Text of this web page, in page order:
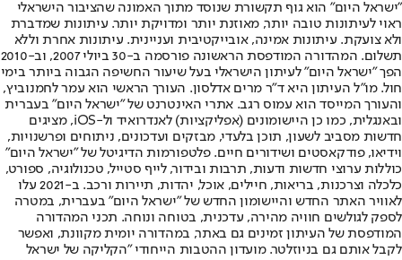
"ישראל היום" הוא גוף תקשורת שנוסד מתוך האמונה שהציבור הישראלי
ראוי לעיתונות טובה יותר, מאוזנת יותר ומדויקת יותר. עיתונות שמדברת
ולא צועקת. עיתונות אמינה, אובייקטיבית ועניינית. עיתונות אחרת וללא
תשלום. המהדורה המודפסת הראשונה פורסמה ב-30 ביולי 2007, וב-2010
הפך "ישראל היום" לעיתון הישראלי בעל שיעור החשיפה הגבוה ביותר בימי
חול. מו"ל העיתון היא ד"ר מרים אדלסון. העורך הראשי הוא עמר לחמנוביץ,
והעורך המייסד הוא עמוס רגב. אתרי האינטרנט של "ישראל היום" בעברית
ובאנגלית, כמו כן היישומונים (אפליקציות) לאנדרואיד ול-iOS, מציגים
חדשות מסביב לשעון, תוכן בלעדי, מבזקים ועדכונים, ניתוחים ופרשנויות,
וידיאו, פודקאסטים ושידורים חיים. פלטפורמות הדיגיטל של "ישראל היום"
כוללות ערוצי חדשות ודעות, תרבות ובידור, לייף סטייל, טכנולוגיה, ספורט,
כלכלה וצרכנות, בריאות, חיילים, אוכל, יהדות, תיירות ורכב. ב-2021 עלו
לאוויר האתר החדש והיישומון החדש של "ישראל היום" בעברית, במטרה
לספק לגולשים חוויה מהירה, עדכנית, בטוחה ונוחה. תכני המהדורה
המודפסת של העיתון זמינים גם באתר, במהדורה יומית מקוונת, ואפשר
לקבל אותם גם בניוזלטר. מועדון ההטבות הייחודי "הקליקה של ישראל